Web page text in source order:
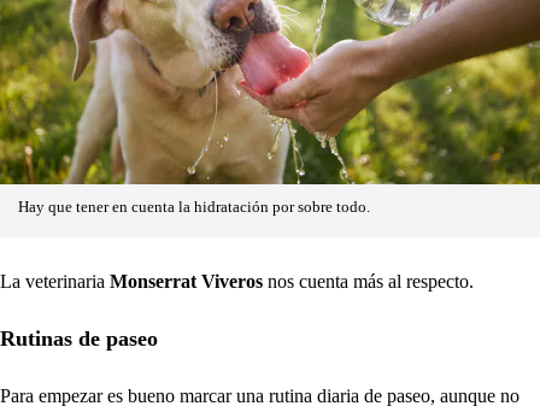
Hay que tener en cuenta la hidratación por sobre todo.
La veterinaria Monserrat Viveros nos cuenta más al respecto.
Rutinas de paseo
Para empezar es bueno marcar una rutina diaria de paseo, aunque no